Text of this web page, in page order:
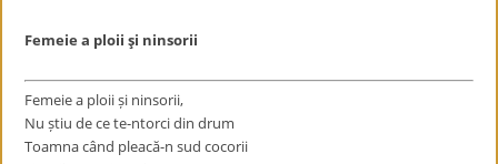
Femeie a ploii şi ninsorii
Femeie a ploiiși ninsorii,
Nuștiu de ce te-ntorci din drum
Toamna când pleacă-n sud cocorii